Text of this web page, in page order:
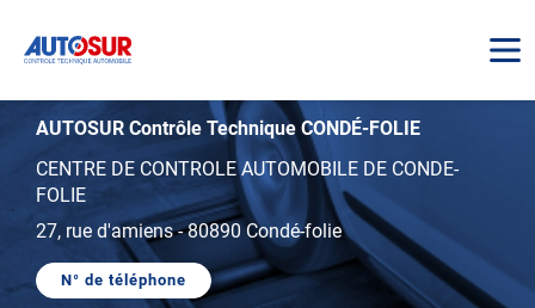
AUTOSUR
AUTOSUR Contrôle Technique CONDÉ-FOLIE
CENTRE DE CONTROLE AUTOMOBILE DE CONDE-
FOLIE
27, rue d'amiens-80890 Condé-folie
N° de téléphone
AFFICHER